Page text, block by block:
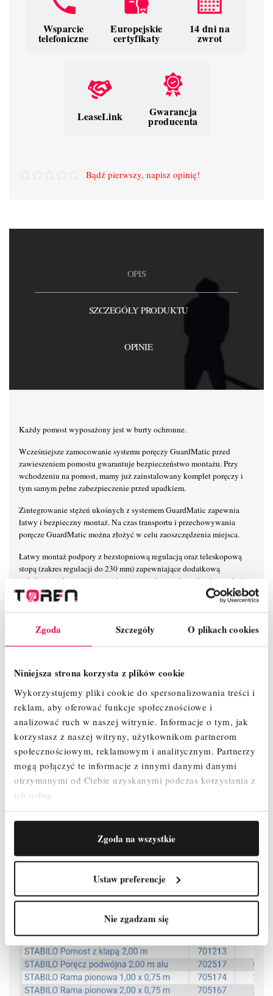
Zgoda Szczegóły O plikach cookies
Niniejsza strona korzysta z plików cookie
Wykorzystujemy pliki cookie do spersonalizowania treści i
reklam, aby oferować funkcje społecznościowe i
analizować ruch w naszej witrynie. Informacje o tym, jak
korzystasz z naszej witryny, użytkownikom partnerom
społecznościowym, reklamowym i analitycznym. Partnerzy
mogą połączyć te informacje z innymi danymi danymi
otrzymanymi od Ciebie uzyskanymi podczas korzystania z
ich usług.
Zgoda na wszystkie
Ustaw preferencje
Nie zgadzam się
Wsparcie
telefoniczne
Europejskie
certyfikaty
14 dni na
zwrot
LeaseLink Gwarancja
producenta
Bądź pierwszy, napisz opinię!
OPIS
SZCZEGÓŁY PRODUKTU
OPINIE
Każdy pomost wyposażony jest w burty ochronne.
Wcześniejsze zamocowanie systemu poręczy GuardMatic przed
zawieszeniem pomostu gwarantuje bezpieczeństwo montażu. Przy
wchodzeniu na pomost, mamy już zainstalowany komplet poręczy i
tym samym pełne zabezpieczenie przed upadkiem.
Zintegrowanie stężeń ukośnych z systemem GuardMatic zapewnia
łatwy i bezpieczny montaż. Na czas transportu i przechowywania
poręcze GuardMatic można złożyć w celu zaoszczędzenia miejsca.
Łatwy montaż podpory z bezstopniową regulacją oraz teleskopową
stopą (zakres regulacji do 230 mm) zapewniające dodatkową
stabilizację i bezpieczne użytkowanie w konstrukcjach od wysokości
roboczej 7,50 m.
Mocowanie poręczy 6-punktowe zapewnia maksymalną stabilność na
wysokości. Unikalny, samoblokujący system połączeń zaciskowych
maksymalną przestrzeń użytkową na pomoście.
Maksymalna odległość pomiędzy kolejnymi pomostami wynosi 2 m
zapewniając przy tym szybki i beznarzędziowy montaż.
Zmontowane rusztowanie można łatwo przemieszczać na
stabilizatorach jezdnych
Rolki jezdne z regulacją wysokości (Ø 200 mm) umożliwiają
użytkowanie na nierównym podłożu (zakres regulacji: 300 - 580 mm)
Atestowane przez TÜV, nośność 200 kg/m² (grupa rusztowań 3)
według PN EN 1004-1.